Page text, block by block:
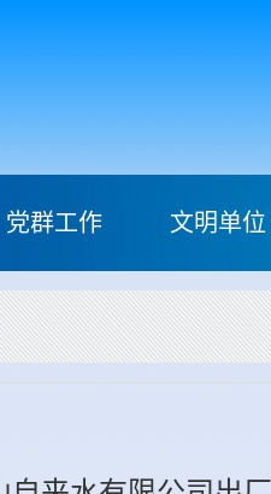
党群工作 文明单位